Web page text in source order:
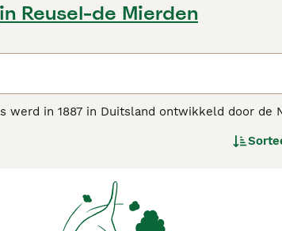
in Reusel-de Mierden
werd in 1887 in Duitsland ontwikkeld door de
kan worden gebruikt bij de jacht op zowel
informatie over dit hondenras.